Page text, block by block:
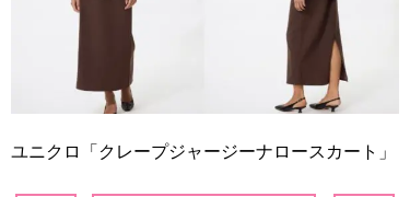
ユニクロ「クレープジャージーナロースカート」